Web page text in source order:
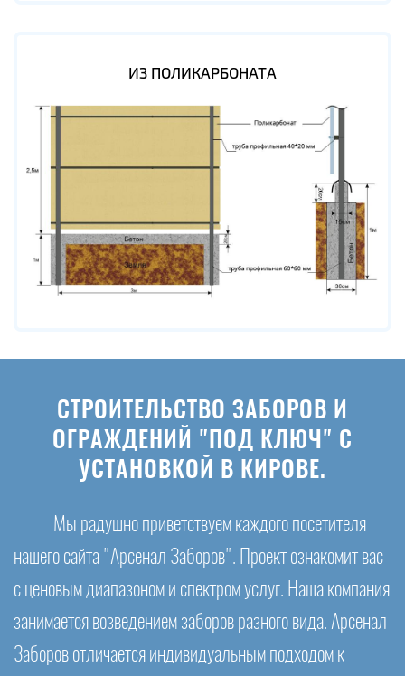
ИЗ ПОЛИКАРБОНАТА
СТРОИТЕЛЬСТВО ЗАБОРОВ И
ОГРАЖДЕНИЙ "ПОД КЛЮЧ" С
УСТАНОВКОЙ В КИРОВЕ.
Мы радушно приветствуем каждого посетителя
нашего сайта "Арсенал Заборов". Проект ознакомит вас
с ценовым диапазоном и спектром услуг. Наша компания
занимается возведением заборов разного вида. Арсенал
Заборов отличается индивидуальным подходом к